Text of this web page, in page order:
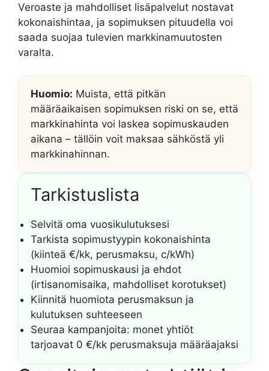
Veroaste ja mahdolliset lisäpalvelut nostavat
kokonaishintaa, ja sopimuksen pituudella voi
saada suojaa tulevien markkinamuutosten
varalta.
Huomio: Muista, että pitkän
määräaikaisen sopimuksen riski on se, että
markkinahinta voi laskea sopimuskauden
aikana – tällöin voit maksaa sähköstä yli
markkinahinnan.
Tarkistuslista
Selvitä oma vuosikulutuksesi
Tarkista sopimustyypin kokonaishinta
(kiinteä €/kk, perusmaksu, c/kWh)
Huomioi sopimuskausi ja ehdot
(irtisanomisaika, mahdolliset korotukset)
Kiinnitä huomiota perusmaksun ja
kulutuksen suhteeseen
Seuraa kampanjoita: monet yhtiöt
tarjoavat 0 €/kk perusmaksuja määräajaksi